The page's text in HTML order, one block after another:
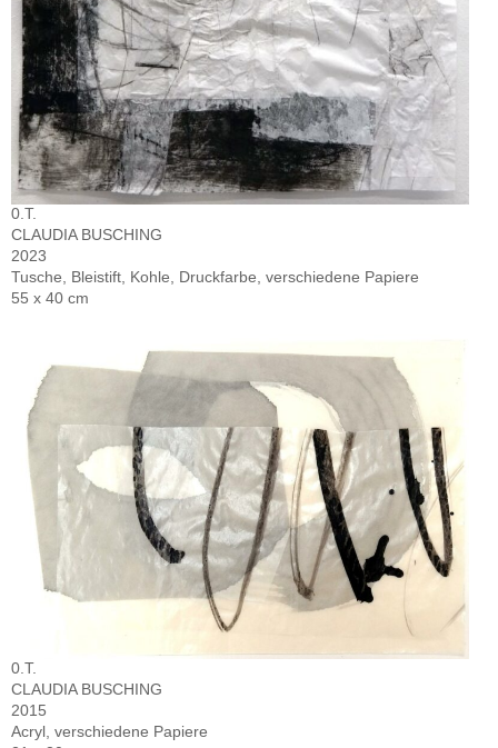
0.T.
CLAUDIA BUSCHING
2023
Tusche, Bleistift, Kohle, Druckfarbe, verschiedene Papiere
55 x 40 cm
0.T.
CLAUDIA BUSCHING
2015
Acryl, verschiedene Papiere